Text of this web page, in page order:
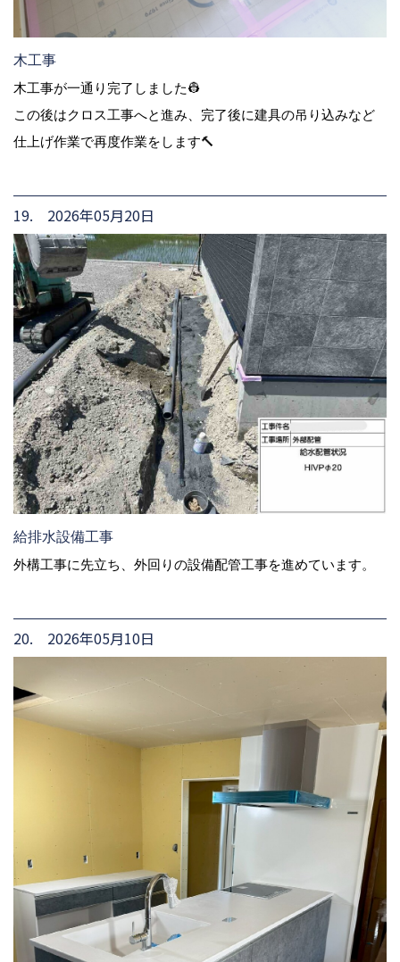
木工事
木工事が一通り完了しました👷
この後はクロス工事へと進み、完了後に建具の吊り込みなど
仕上げ作業で再度作業をします🔨
19. 2026年05月20日
給排水設備工事
外構工事に先立ち、外回りの設備配管工事を進めています。
20. 2026年05月10日